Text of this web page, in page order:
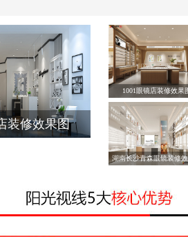
装修效果图
1001眼镜店装修效果
湖南长沙青森眼镜装修